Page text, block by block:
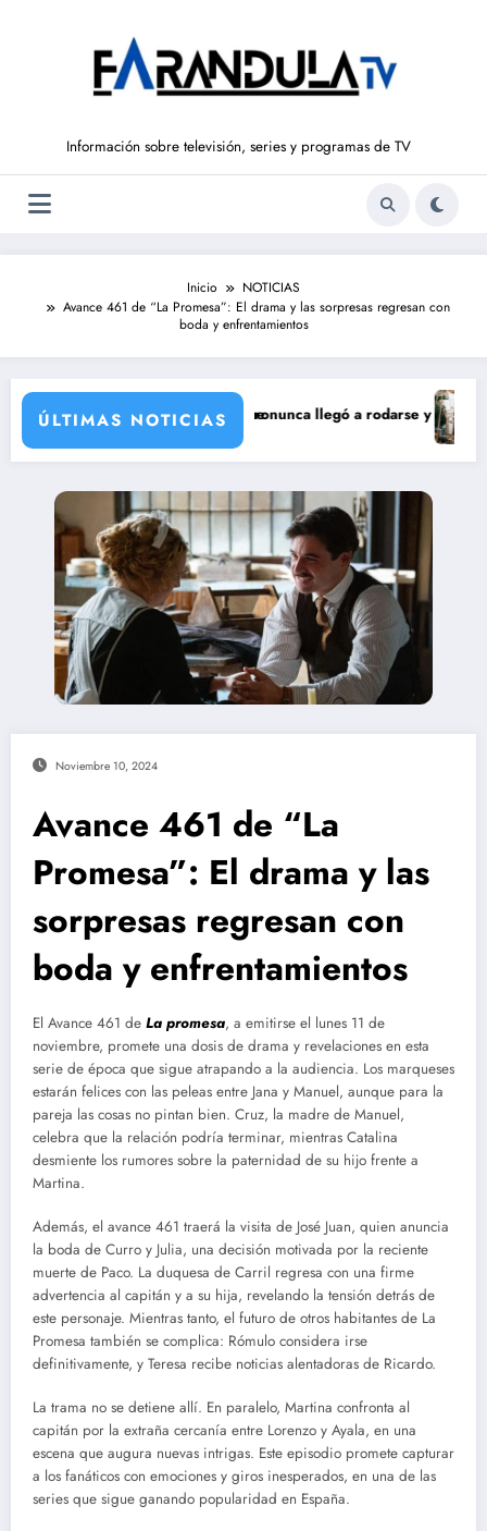
Información sobre televisión, series y programas de TV
Inicio
NOTICIAS
Avance 461 de “La Promesa”: El drama y las sorpresas regresan con
boda y enfrentamientos
ÚLTIMAS NOTICIAS
de María Castro
de Carmina Ordóñez que nunca llegó a rodarse y que convertía a
Noviembre 10, 2024
Avance 461 de “La
Promesa”: El drama y las
sorpresas regresan con
boda y enfrentamientos
El Avance 461 de La promesa, a emitirse el lunes 11 de
noviembre, promete una dosis de drama y revelaciones en esta
serie de época que sigue atrapando a la audiencia. Los marqueses
estarán felices con las peleas entre Jana y Manuel, aunque para la
pareja las cosas no pintan bien. Cruz, la madre de Manuel,
celebra que la relación podría terminar, mientras Catalina
desmiente los rumores sobre la paternidad de su hijo frente a
Martina.
Además, el avance 461 traerá la visita de José Juan, quien anuncia
la boda de Curro y Julia, una decisión motivada por la reciente
muerte de Paco. La duquesa de Carril regresa con una firme
advertencia al capitán y a su hija, revelando la tensión detrás de
este personaje. Mientras tanto, el futuro de otros habitantes de La
Promesa también se complica: Rómulo considera irse
definitivamente, y Teresa recibe noticias alentadoras de Ricardo.
La trama no se detiene allí. En paralelo, Martina confronta al
capitán por la extraña cercanía entre Lorenzo y Ayala, en una
escena que augura nuevas intrigas. Este episodio promete capturar
a los fanáticos con emociones y giros inesperados, en una de las
series que sigue ganando popularidad en España.